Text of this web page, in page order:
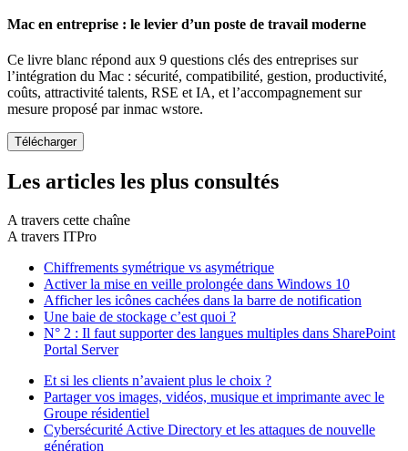
Mac en entreprise : le levier d’un poste de travail moderne
Ce livre blanc répond aux 9 questions clés des entreprises sur
l’intégration du Mac : sécurité, compatibilité, gestion, productivité,
coûts, attractivité talents, RSE et IA, et l’accompagnement sur
mesure proposé par inmac wstore.
Les articles les plus consultés
A travers cette chaîne
A travers ITPro
Chiffrements symétrique vs asymétrique
Activer la mise en veille prolongée dans Windows 10
Afficher les icônes cachées dans la barre de notification
Une baie de stockage c’est quoi ?
N° 2 : Il faut supporter des langues multiples dans SharePoint
Portal Server
Et si les clients n’avaient plus le choix ?
Partager vos images, vidéos, musique et imprimante avec le
Groupe résidentiel
Cybersécurité Active Directory et les attaques de nouvelle
génération